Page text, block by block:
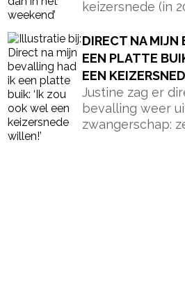
keizersnede (in
DIRECT NA MIJN
EEN PLATTE
EEN
Justine zag er
bevalling weer
zwangerschap: